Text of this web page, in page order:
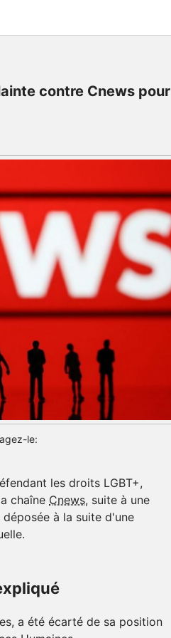
contre Cnews pour
le:
les droits LGBT+,
chaîne Cnews, suite à une
à la suite d'une
a été écarté de sa position